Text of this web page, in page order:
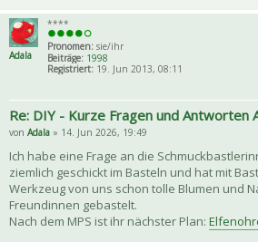
Adala
****
Pronomen: sie/ihr
Beiträge: 1998
Registriert: 19. Jun 2013, 08:11
Re: DIY - Kurze Fragen und Antworten
von Adala » 14. Jun 2026, 19:49
Ich habe eine Frage an die
ziemlich geschickt im Basteln und hat mit
Werkzeug von uns schon tolle Blumen und
Freundinnen gebastelt.
Nach dem MPS ist ihr nächster Plan: